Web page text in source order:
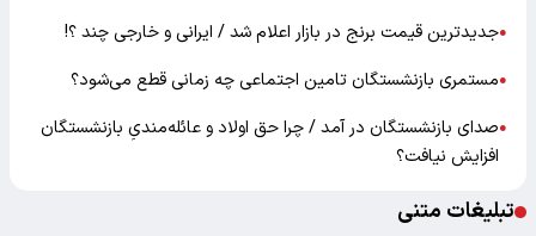
●جدیدترین قیمت برنج در بازار اعلام شد / ایرانی و خارجی چند ؟!
●مستمری بازنشستگان تامین اجتماعی چه زمانی قطع می‌شود؟
●صدای بازنشستگان در آمد / چرا حق اولاد و عائله‌مندیِ بازنشستگان
افزایش نیافت؟
تبلیغات متنی